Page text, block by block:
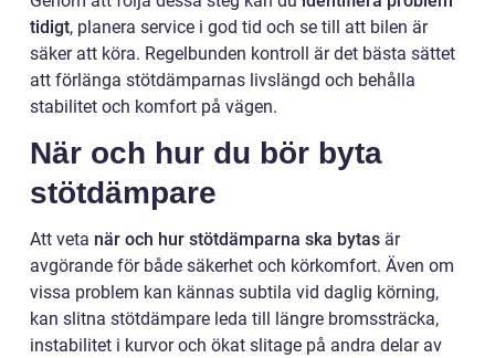
tidigt, planera service i god tid och se till att bilen är
säker att köra. Regelbunden kontroll är det bästa sättet
att förlänga stötdämparnas livslängd och behålla
stabilitet och komfort på vägen.
När och hur du bör byta
stötdämpare
Att veta när och hur stötdämparna ska bytas är
avgörande för både säkerhet och körkomfort. Även om
vissa problem kan kännas subtila vid daglig körning,
kan slitna stötdämpare leda till längre bromssträcka,
instabilitet i kurvor och ökat slitage på andra delar av